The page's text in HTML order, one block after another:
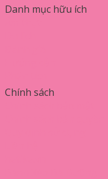
Danh mục hữu ích
Chính sách